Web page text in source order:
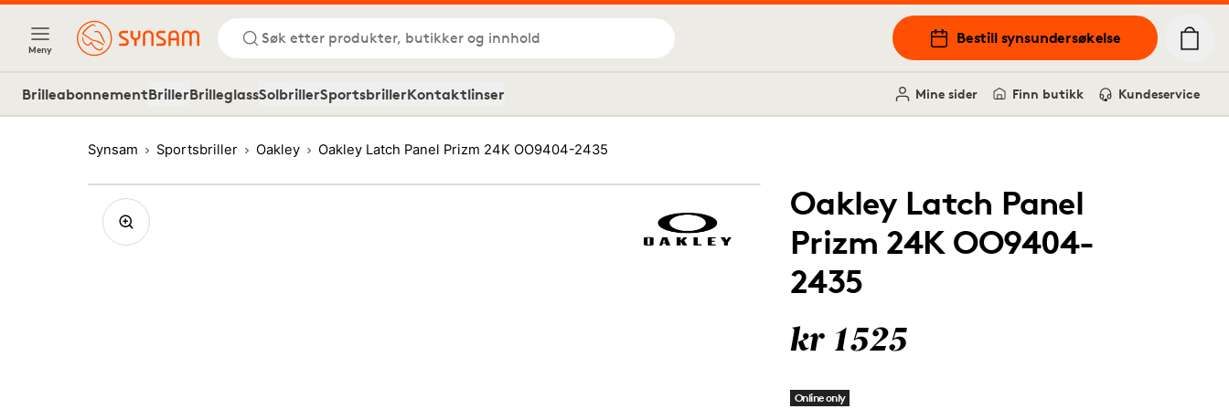
Meny
Søk etter produkter, butikker og innhold Bestill synsundersøkelse
BrilleabonnementBrillerBrilleglassSolbrillerSportsbrillerKontaktlinser Mine sider Finn butikk Kundeservice
Synsam Sportsbriller Oakley Oakley Latch Panel Prizm 24K OO9404-2435
Oakley Latch Panel
Prizm 24K OO9404-
2435
kr 1525
Online only